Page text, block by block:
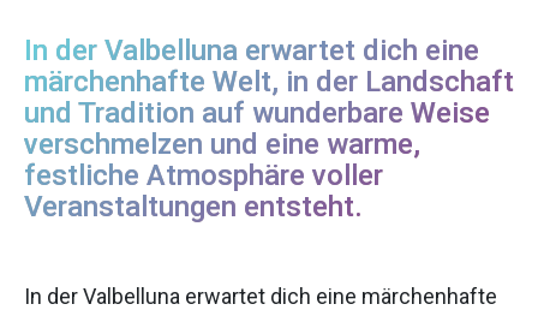
In der Valbelluna erwartet dich eine
märchenhafte Welt, in der Landschaft
und Tradition auf wunderbare Weise
verschmelzen und eine warme,
festliche Atmosphäre voller
Veranstaltungen entsteht.
In der Valbelluna erwartet dich eine märchenhafte